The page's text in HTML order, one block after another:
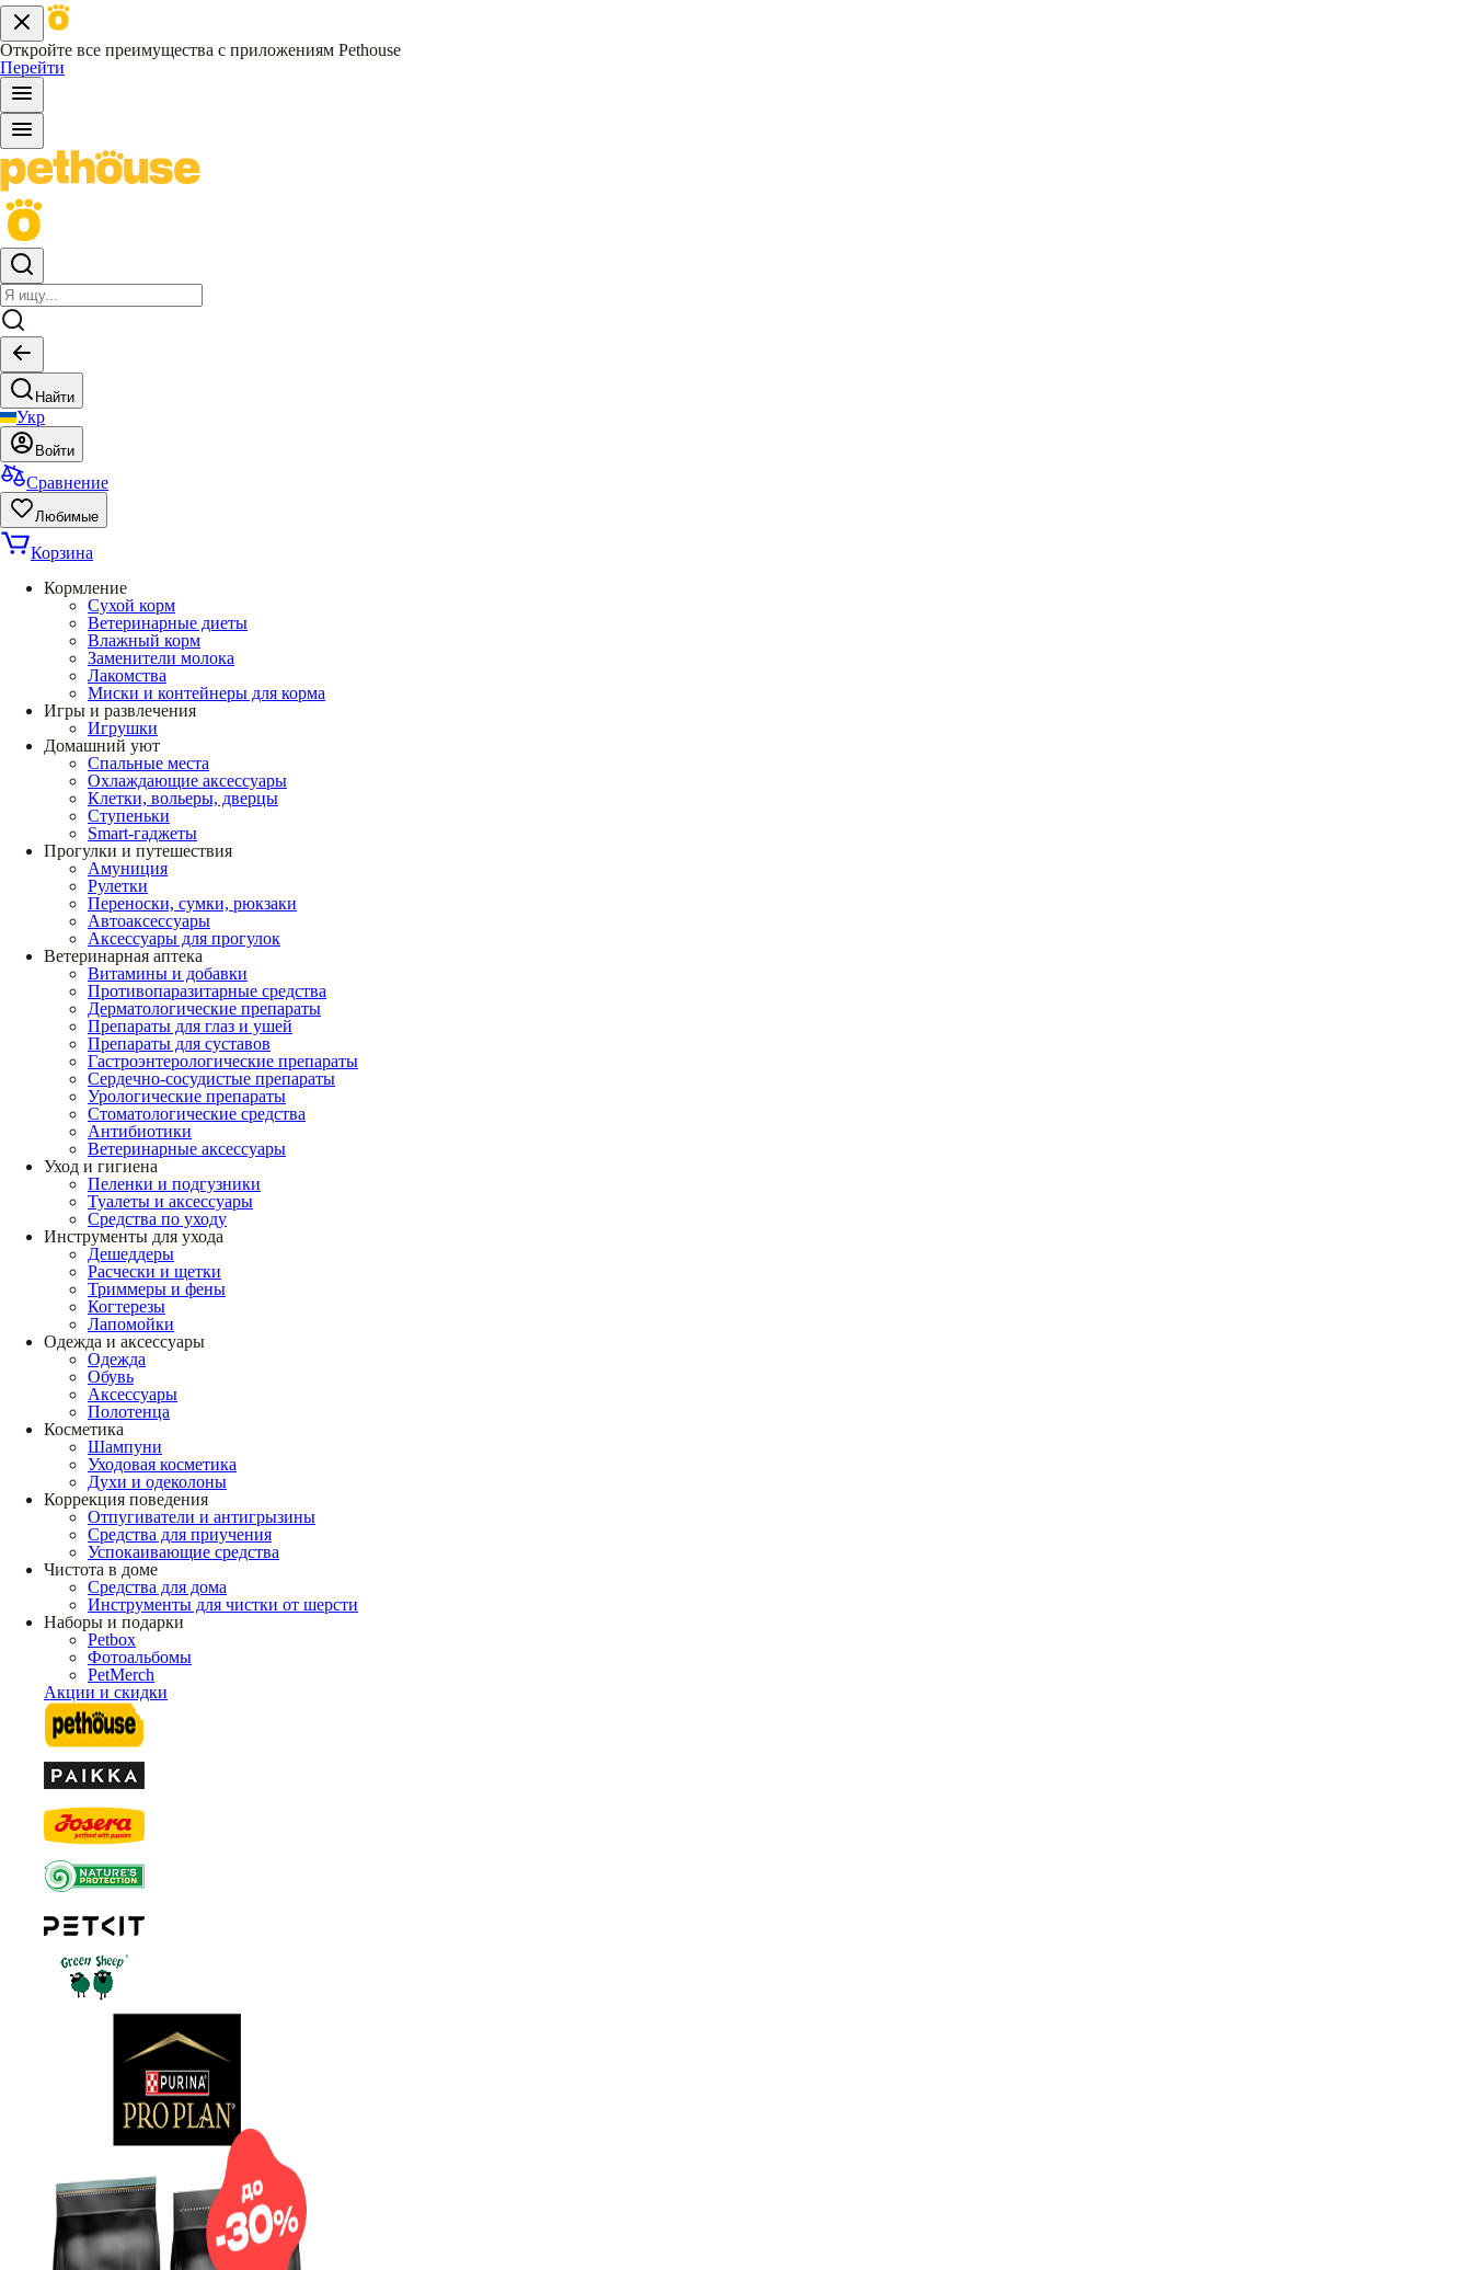
Откройте все преимущества с приложениям Pethouse
Перейти
Найти
Укр
Войти
Сравнение
Любимые
Корзина
Кормление
Сухой корм
Ветеринарные диеты
Влажный корм
Заменители молока
Лакомства
Миски и контейнеры для корма
Игры и развлечения
Игрушки
Домашний уют
Спальные места
Охлаждающие аксессуары
Клетки, вольеры, дверцы
Ступеньки
Smart-гаджеты
Прогулки и путешествия
Амуниция
Рулетки
Переноски, сумки, рюкзаки
Автоаксессуары
Аксессуары для прогулок
Ветеринарная аптека
Витамины и добавки
Противопаразитарные средства
Дерматологические препараты
Препараты для глаз и ушей
Препараты для суставов
Гастроэнтерологические препараты
Сердечно-сосудистые препараты
Урологические препараты
Стоматологические средства
Антибиотики
Ветеринарные аксессуары
Уход и гигиена
Пеленки и подгузники
Туалеты и аксессуары
Средства по уходу
Инструменты для ухода
Дешеддеры
Расчески и щетки
Триммеры и фены
Когтерезы
Лапомойки
Одежда и аксессуары
Одежда
Обувь
Аксессуары
Полотенца
Косметика
Шампуни
Уходовая косметика
Духи и одеколоны
Коррекция поведения
Отпугиватели и антигрызины
Средства для приучения
Успокаивающие средства
Чистота в доме
Средства для дома
Инструменты для чистки от шерсти
Наборы и подарки
Petbox
Фотоальбомы
PetMerch
Акции и скидки